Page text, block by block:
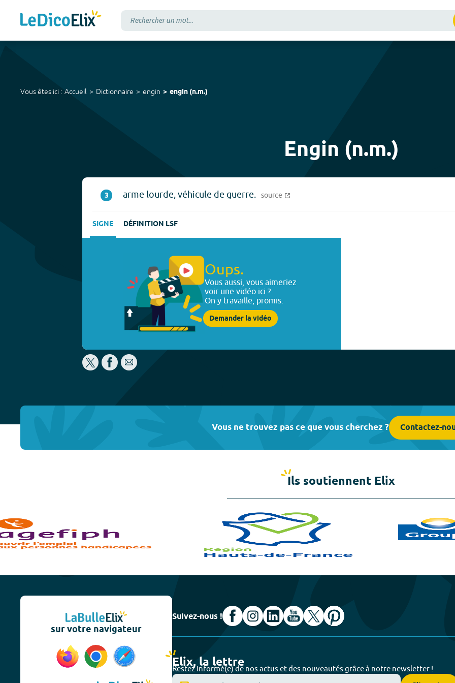
Vous êtes ici : Accueil Dictionnaire engin engin (n.m.)
Engin (n.m.)
3 arme lourde, véhicule de guerre. source
SIGNE DÉFINITION LSF
Oups.
Vous aussi, vous aimeriez
voir une vidéo ici ?
On y travaille, promis.
Demander la vidéo
Vous ne trouvez pas ce que vous cherchez ? Contactez-
Ils soutiennent Elix
sur votre navigateur
Suivez-nous !
Elix, la lettre
Restez informé(e) de nos actus et des nouveautés grâce à notre newsletter !